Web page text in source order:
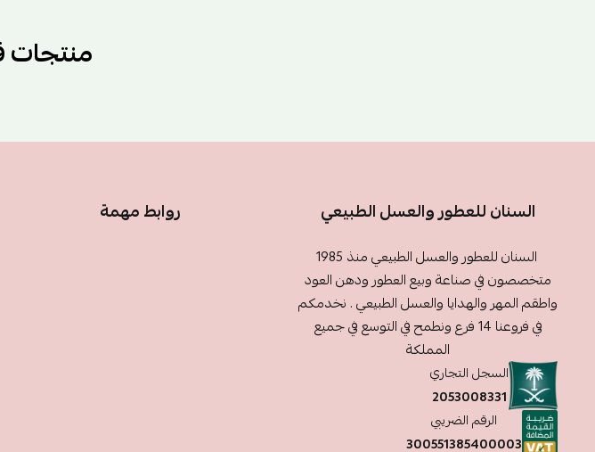
السنان للعطور والعسل الطبيعي
السنان للعطور والعسل الطبيعي منذ 1985
متخصصون في صناعة وبيع العطور ودهن العود
واطقم المهر والهدايا والعسل الطبيعي . نخدمكم
في فروعنا 14 فرع ونطمح في التوسع في جميع
المملكة
السجل التجاري
2053008331
الرقم الضريبي
300551385400003
روابط مهمة